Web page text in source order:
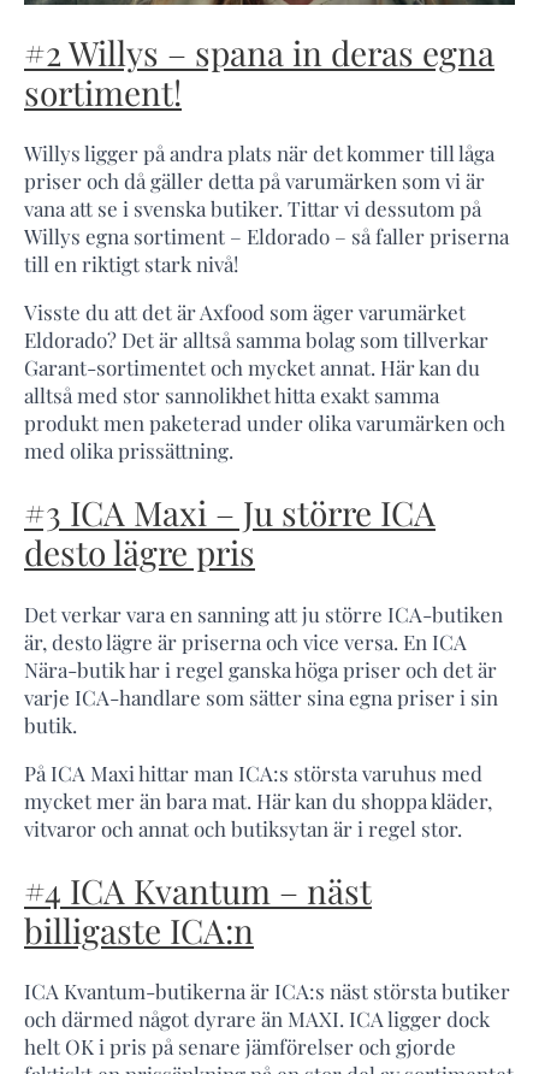
#2 Willys – spana in deras egna
sortiment!
Willys ligger på andra plats när det kommer till låga
priser och då gäller detta på varumärken som vi är
vana att se i svenska butiker. Tittar vi dessutom på
Willys egna sortiment – Eldorado – så faller priserna
till en riktigt stark nivå!
Visste du att det är Axfood som äger varumärket
Eldorado? Det är alltså samma bolag som tillverkar
Garant-sortimentet och mycket annat. Här kan du
alltså med stor sannolikhet hitta exakt samma
produkt men paketerad under olika varumärken och
med olika prissättning.
#3 ICA Maxi – Ju större ICA
desto lägre pris
Det verkar vara en sanning att ju större ICA-butiken
är, desto lägre är priserna och vice versa. En ICA
Nära-butik har i regel ganska höga priser och det är
varje ICA-handlare som sätter sina egna priser i sin
butik.
På ICA Maxi hittar man ICA:s största varuhus med
mycket mer än bara mat. Här kan du shoppa kläder,
vitvaror och annat och butiksytan är i regel stor.
#4 ICA Kvantum – näst
billigaste ICA:n
ICA Kvantum-butikerna är ICA:s näst största butiker
och därmed något dyrare än MAXI. ICA ligger dock
helt OK i pris på senare jämförelser och gjorde